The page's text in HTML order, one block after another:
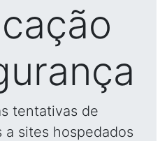
tentativas de
a sites hospedados